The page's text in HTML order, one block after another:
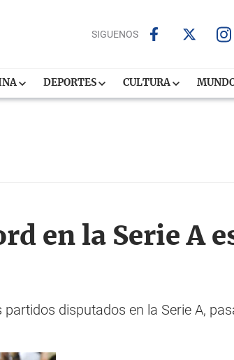
SIGUENOS
DEPORTES CULTURA
en la Serie A
disputados en la Serie A,